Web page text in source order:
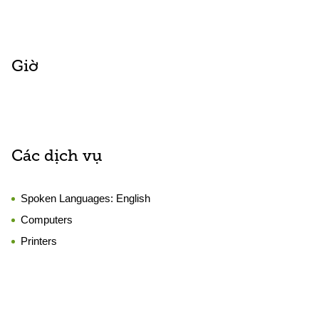
Giờ
Các dịch vụ
Spoken Languages: English
Computers
Printers